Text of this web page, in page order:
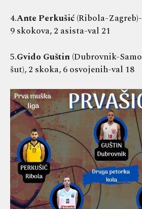
4.Ante Perkušić(Ribola-
9 skokova, 2 asista-val 21
5.Gvido Guštin(Dubrovnik-
šut), 2 skoka, 6 osvojenih-val 18